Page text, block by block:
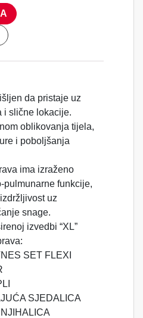
da pristaje uz
i slične lokacije.
oblikovanja tijela,
i poboljšanja
ima izraženo
funkcije,
uz
snage.
izvedbi “XL”
SET FLEXI
SJEDALICA